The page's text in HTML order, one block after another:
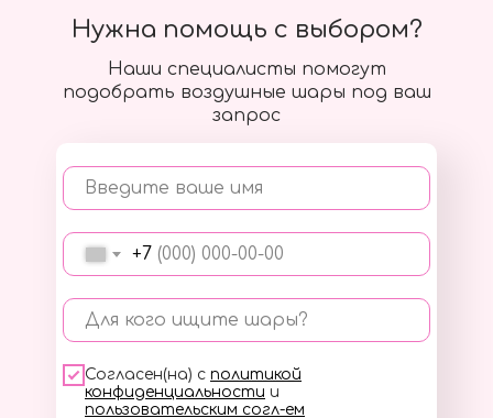
Наши специалисты помогут
подобрать воздушные шары под ваш
запрос
Введите ваше имя
+7
Для кого ищите шары?
Согласен(на) с политикой
конфиденциальности и
пользовательским согл-ем
Нужна помощь с выбором?